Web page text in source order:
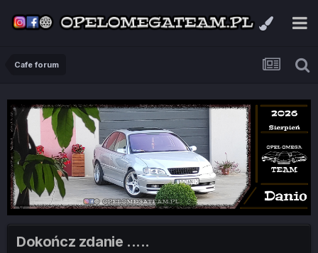
Cafe forum
Dokończ zdanie .....